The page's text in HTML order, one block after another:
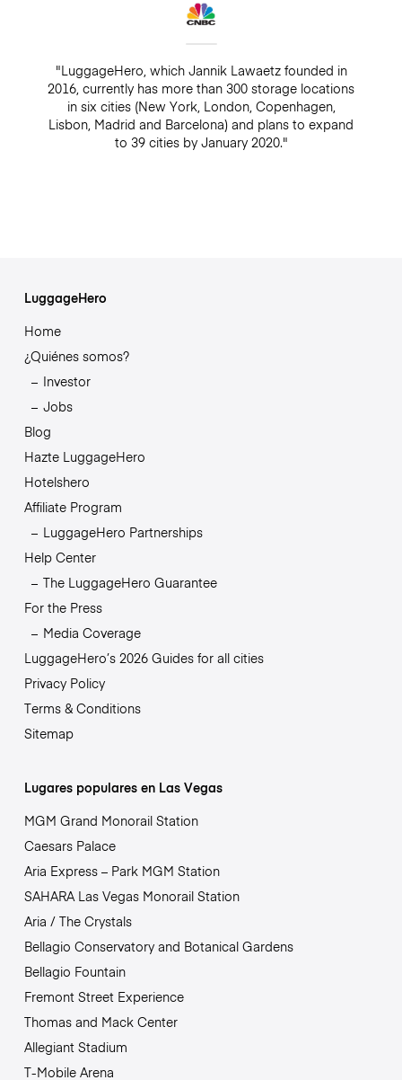
"LuggageHero, which Jannik Lawaetz founded in
2016, currently has more than 300 storage locations
in six cities (New York, London, Copenhagen,
Lisbon, Madrid and Barcelona) and plans to expand
to 39 cities by January 2020."
LuggageHero
Home
¿Quiénes somos?
Investor
Jobs
Blog
Hazte LuggageHero
Hotelshero
Affiliate Program
LuggageHero Partnerships
Help Center
The LuggageHero Guarantee
For the Press
Media Coverage
LuggageHero’s 2026 Guides for all cities
Privacy Policy
Terms & Conditions
Sitemap
Lugares populares en Las Vegas
MGM Grand Monorail Station
Caesars Palace
Aria Express – Park MGM Station
SAHARA Las Vegas Monorail Station
Aria / The Crystals
Bellagio Conservatory and Botanical Gardens
Bellagio Fountain
Fremont Street Experience
Thomas and Mack Center
Allegiant Stadium
T-Mobile Arena